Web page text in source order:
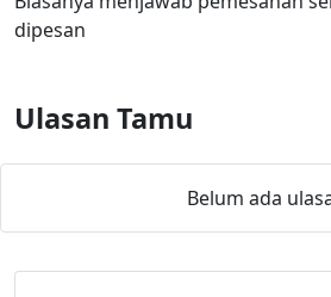
dipesan
Ulasan Tamu
Belum ada